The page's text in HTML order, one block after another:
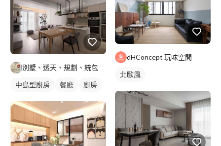
別墅、透天、規劃、統包
中島型廚房 餐廳 廚房
dHConcept 玩味空間
北歐風